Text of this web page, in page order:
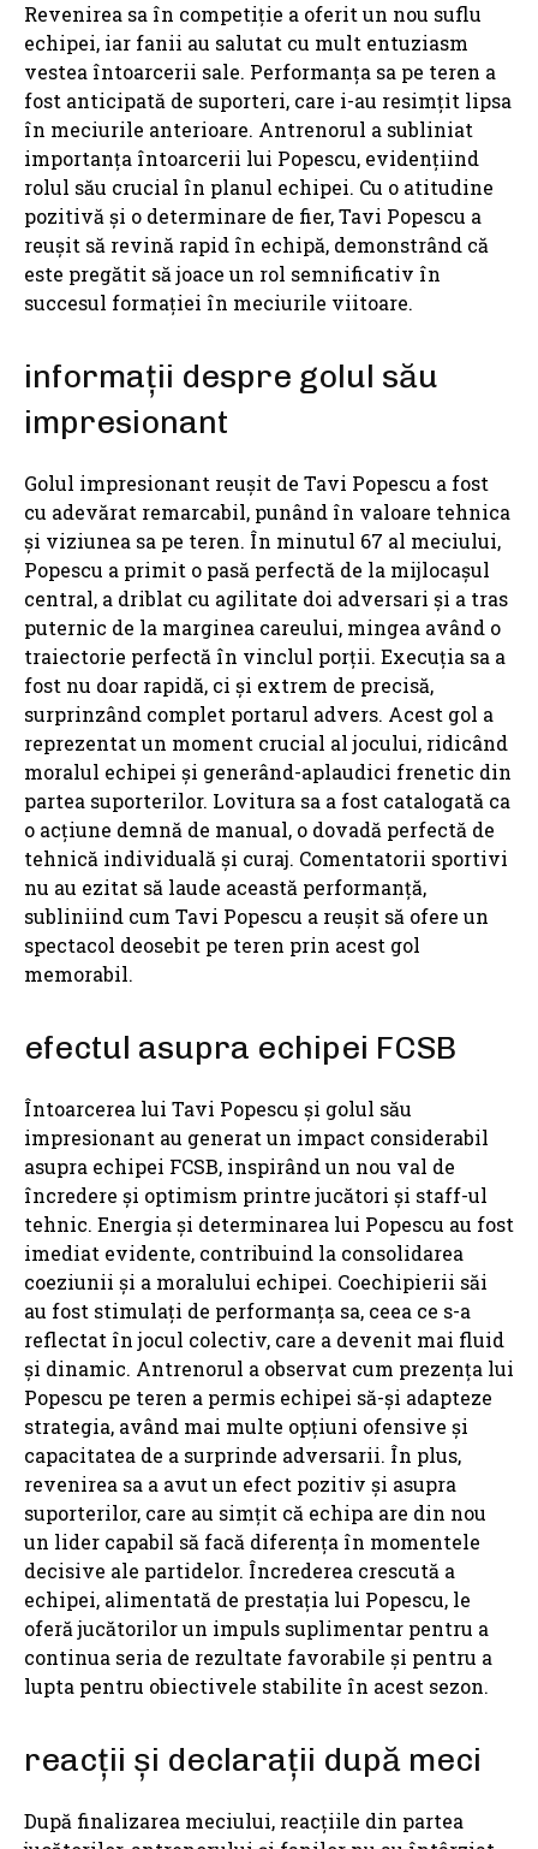
Revenirea sa în competiție a oferit un nou suflu
echipei, iar fanii au salutat cu mult entuziasm
vestea întoarcerii sale. Performanța sa pe teren a
fost anticipată de suporteri, care i-au resimțit lipsa
în meciurile anterioare. Antrenorul a subliniat
importanța întoarcerii lui Popescu, evidențiind
rolul său crucial în planul echipei. Cu o atitudine
pozitivă și o determinare de fier, Tavi Popescu a
reușit să revină rapid în echipă, demonstrând că
este pregătit să joace un rol semnificativ în
succesul formației în meciurile viitoare.
informații despre golul său
impresionant
Golul impresionant reușit de Tavi Popescu a fost
cu adevărat remarcabil, punând în valoare tehnica
și viziunea sa pe teren. În minutul 67 al meciului,
Popescu a primit o pasă perfectă de la mijlocașul
central, a driblat cu agilitate doi adversari și a tras
puternic de la marginea careului, mingea având o
traiectorie perfectă în vinclul porții. Execuția sa a
fost nu doar rapidă, ci și extrem de precisă,
surprinzând complet portarul advers. Acest gol a
reprezentat un moment crucial al jocului, ridicând
moralul echipei și generând-aplaudici frenetic din
partea suporterilor. Lovitura sa a fost catalogată ca
o acțiune demnă de manual, o dovadă perfectă de
tehnică individuală și curaj. Comentatorii sportivi
nu au ezitat să laude această performanță,
subliniind cum Tavi Popescu a reușit să ofere un
spectacol deosebit pe teren prin acest gol
memorabil.
efectul asupra echipei FCSB
Întoarcerea lui Tavi Popescu și golul său
impresionant au generat un impact considerabil
asupra echipei FCSB, inspirând un nou val de
încredere și optimism printre jucători și staff-ul
tehnic. Energia și determinarea lui Popescu au fost
imediat evidente, contribuind la consolidarea
coeziunii și a moralului echipei. Coechipierii săi
au fost stimulați de performanța sa, ceea ce s-a
reflectat în jocul colectiv, care a devenit mai fluid
și dinamic. Antrenorul a observat cum prezența lui
Popescu pe teren a permis echipei să-și adapteze
strategia, având mai multe opțiuni ofensive și
capacitatea de a surprinde adversarii. În plus,
revenirea sa a avut un efect pozitiv și asupra
suporterilor, care au simțit că echipa are din nou
un lider capabil să facă diferența în momentele
decisive ale partidelor. Încrederea crescută a
echipei, alimentată de prestația lui Popescu, le
oferă jucătorilor un impuls suplimentar pentru a
continua seria de rezultate favorabile și pentru a
lupta pentru obiectivele stabilite în acest sezon.
reacții și declarații după meci
După finalizarea meciului, reacțiile din partea